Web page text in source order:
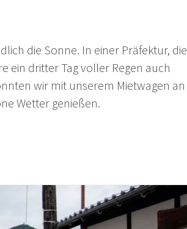
die Sonne. In einer Präfektur, die
ein dritter Tag voller Regen auch
wir mit unserem Mietwagen an
Wetter genießen.